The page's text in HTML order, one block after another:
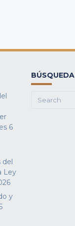
6
del
Ley
y
BÚSQUEDA
Search